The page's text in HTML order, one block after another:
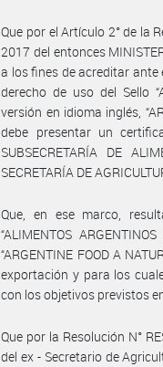
Que por el Artículo 2° de la
2017 del entonces
a los fines de acreditar
derecho de uso del Sello
versión en idioma inglés,
debe presentar un
SUBSECRETARÍA DE
SECRETARÍA DE
Que, en ese marco,
“ALIMENTOS
“ARGENTINE FOOD A
exportación y para los
con los objetivos previstos
Que por la Resolución N°
del ex - Secretario de